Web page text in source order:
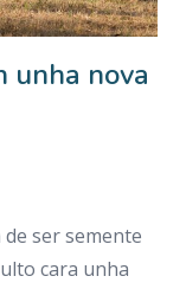
unha nova
ser semente
cara unha